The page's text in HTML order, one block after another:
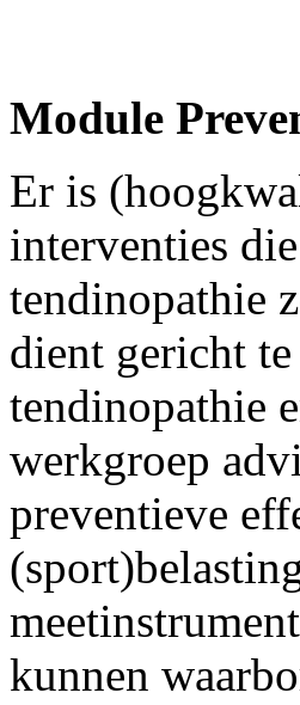
Module
Er is
interventies
tendinopathie
dient gericht
tendinopathie
werkgroep
preventieve
kunnen